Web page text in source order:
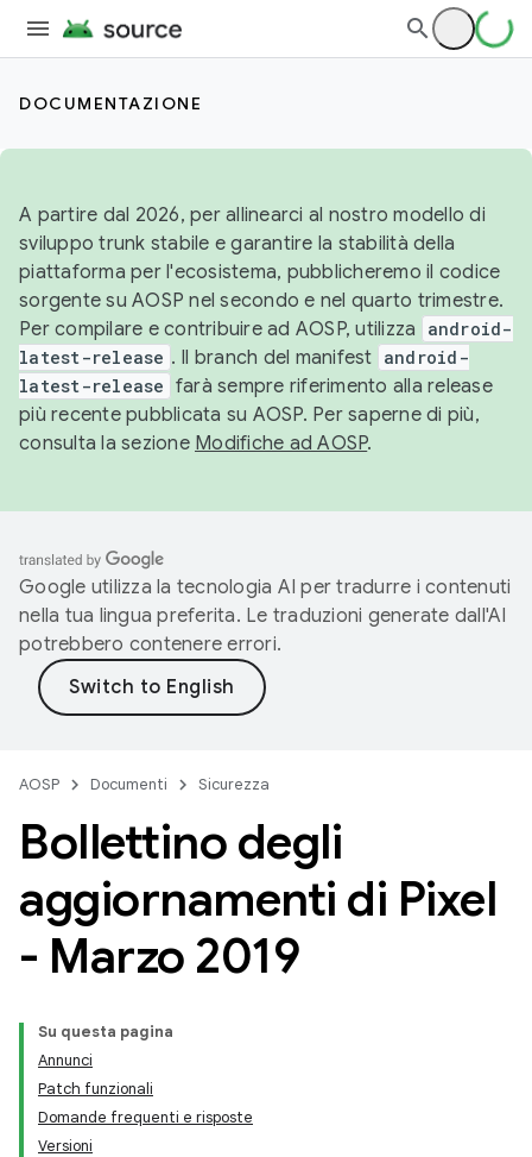
DOCUMENTAZIONE
A partire dal 2026, per allinearci al nostro modello di
sviluppo trunk stabile e garantire la stabilità della
piattaforma per l'ecosistema, pubblicheremo il codice
sorgente su AOSP nel secondo e nel quarto trimestre.
Per compilare e contribuire ad AOSP, utilizza
android-
latest-release . Il branch del manifest android-
latest-release farà sempre riferimento alla release
più recente pubblicata su AOSP. Per saperne di più,
consulta la sezione Modifiche ad AOSP.
Google utilizza la tecnologia AI per tradurre i contenuti
nella tua lingua preferita. Le traduzioni generate dall'AI
potrebbero contenere errori.
AOSP Documenti Sicurezza
Bollettino degli
aggiornamenti di Pixel
- Marzo 2019
Su questa pagina
Annunci
Patch funzionali
Domande frequenti e risposte
Versioni